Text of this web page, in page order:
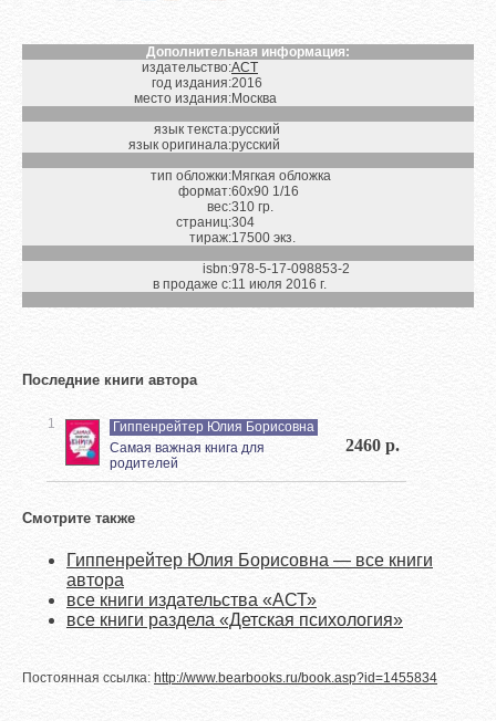
Дополнительная информация:
издательство:АСТ
год издания:2016
место издания:Москва
язык текста:русский
язык оригинала:русский
тип обложки:Мягкая обложка
формат:60х90 1/16
вес:310 гр.
страниц:304
тираж:17500 экз.
isbn:978-5-17-098853-2
в продаже с:11 июля 2016 г.
Последние книги автора
1
Гиппенрейтер Юлия Борисовна
Самая важная книга для
родителей
2460 р.
Смотрите также
Гиппенрейтер Юлия Борисовна — все книги
автора
все книги издательства «АСТ»
все книги раздела «Детская психология»
Постоянная ссылка: http://www.bearbooks.ru/book.asp?id=1455834